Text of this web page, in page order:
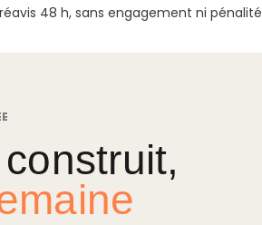
48 h, sans engagement ni pénalité